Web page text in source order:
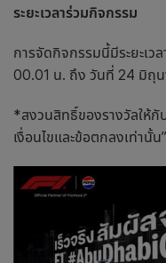
ระยะเวลาร่วมกิจกรรม
การจัดกิจกรรมนี้มีระยะเ
00.01 น. ถึง วันที่ 24 มิถุน
*สงวนสิทธิ์ของรางวัลให้
เงื่อนไขและข้อตกลงเท่านั้น”